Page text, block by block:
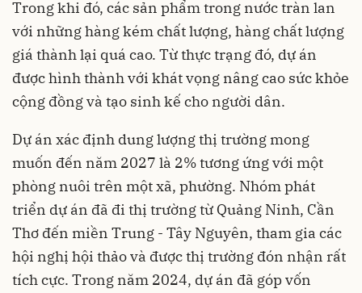
Trong khi đó, các sản phẩm trong nước tràn lan
với những hàng kém chất lượng, hàng chất lượng
giá thành lại quá cao. Từ thực trạng đó, dự án
được hình thành với khát vọng nâng cao sức khỏe
cộng đồng và tạo sinh kế cho người dân.
Dự án xác định dung lượng thị trường mong
muốn đến năm 2027 là 2% tương ứng với một
phòng nuôi trên một xã, phường. Nhóm phát
triển dự án đã đi thị trường từ Quảng Ninh, Cần
Thơ đến miền Trung - Tây Nguyên, tham gia các
hội nghị hội thảo và được thị trường đón nhận rất
tích cực. Trong năm 2024, dự án đã góp vốn